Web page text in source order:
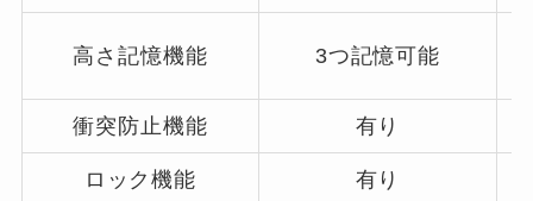
高さ記憶機能 3つ記憶可能
衝突防止機能 有り
ロック機能 有り